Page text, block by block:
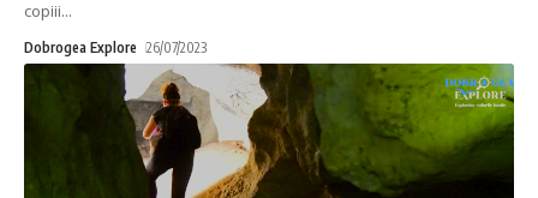
copiii…
Dobrogea Explore 26/07/2023